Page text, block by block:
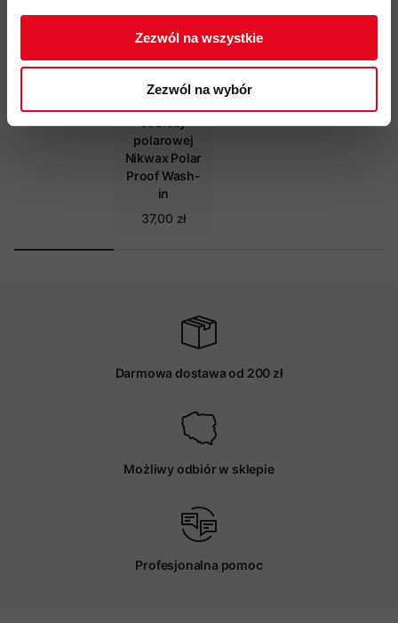
Zezwól na wszystkie
Zezwól na wybór
odzieży
polarowej
Nikwax Polar
Proof Wash-
in
37,00 zł
Darmowa dostawa od 200 zł
Możliwy odbiór w sklepie
Profesjonalna pomoc